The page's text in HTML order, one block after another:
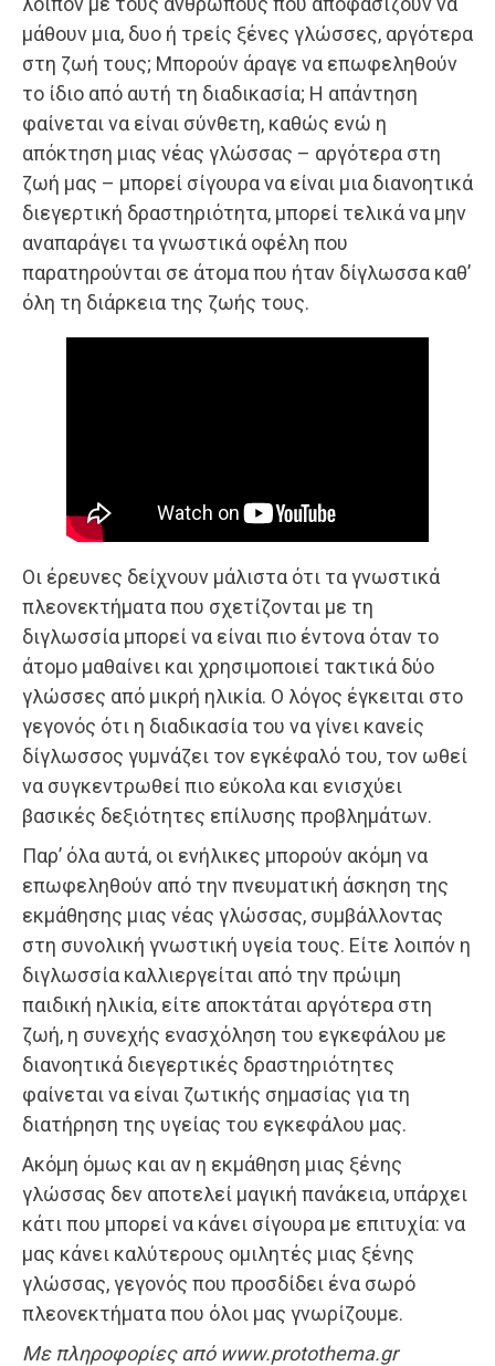
μάθουν μια, δυο ή τρείς ξένες γλώσσες, αργότερα
στη ζωή τους; Μπορούν άραγε να επωφεληθούν
το ίδιο από αυτή τη διαδικασία; Η απάντηση
φαίνεται να είναι σύνθετη, καθώς ενώ η
απόκτηση μιας νέας γλώσσας – αργότερα στη
ζωή μας – μπορεί σίγουρα να είναι μια διανοητικά
διεγερτική δραστηριότητα, μπορεί τελικά να μην
αναπαράγει τα γνωστικά οφέλη που
παρατηρούνται σε άτομα που ήταν δίγλωσσα καθ’
όλη τη διάρκεια της ζωής τους.
Οι έρευνες δείχνουν μάλιστα ότι τα γνωστικά
πλεονεκτήματα που σχετίζονται με τη
διγλωσσία μπορεί να είναι πιο έντονα όταν το
άτομο μαθαίνει και χρησιμοποιεί τακτικά δύο
γλώσσες από μικρή ηλικία. Ο λόγος έγκειται στο
γεγονός ότι η διαδικασία του να γίνει κανείς
δίγλωσσος γυμνάζει τον εγκέφαλό του, τον ωθεί
να συγκεντρωθεί πιο εύκολα και ενισχύει
βασικές δεξιότητες επίλυσης προβλημάτων.
Παρ’ όλα αυτά, οι ενήλικες μπορούν ακόμη να
επωφεληθούν από την πνευματική άσκηση της
εκμάθησης μιας νέας γλώσσας, συμβάλλοντας
στη συνολική γνωστική υγεία τους. Είτε λοιπόν η
διγλωσσία καλλιεργείται από την πρώιμη
παιδική ηλικία, είτε αποκτάται αργότερα στη
ζωή, η συνεχής ενασχόληση του εγκεφάλου με
διανοητικά διεγερτικές δραστηριότητες
φαίνεται να είναι ζωτικής σημασίας για τη
διατήρηση της υγείας του εγκεφάλου μας.
Ακόμη όμως και αν η εκμάθηση μιας ξένης
γλώσσας δεν αποτελεί μαγική πανάκεια, υπάρχει
κάτι που μπορεί να κάνει σίγουρα με επιτυχία: να
μας κάνει καλύτερους ομιλητές μιας ξένης
γλώσσας, γεγονός που προσδίδει ένα σωρό
πλεονεκτήματα που όλοι μας γνωρίζουμε.
Με πληροφορίες από www.protothema.gr